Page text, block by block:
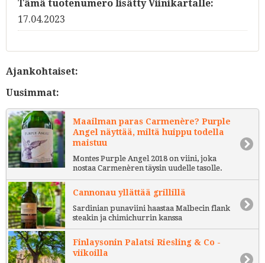
Tämä tuotenumero lisätty Viinikartalle:
17.04.2023
Ajankohtaiset:
Uusimmat:
Maailman paras Carmenère? Purple
Angel näyttää, miltä huippu todella
maistuu
Montes Purple Angel 2018 on viini, joka
nostaa Carmenèren täysin uudelle tasolle.
Cannonau yllättää grillillä
Sardinian punaviini haastaa Malbecin flank
steakin ja chimichurrin kanssa
Finlaysonin Palatsi Riesling & Co -
viikoilla